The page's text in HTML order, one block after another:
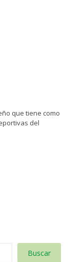
que tiene como
del
Buscar